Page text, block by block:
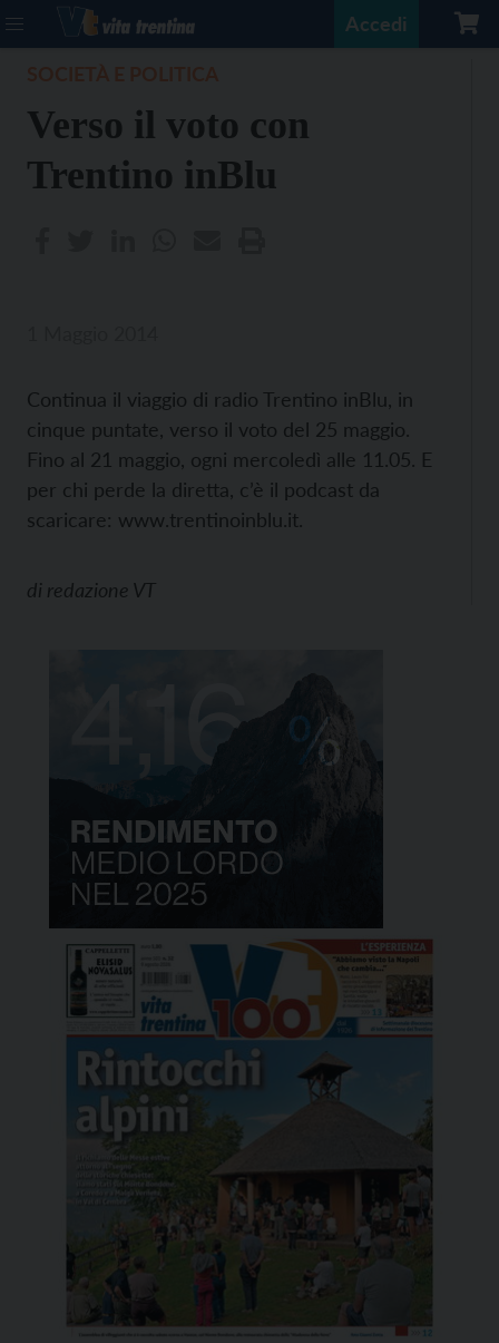
Accedi
Verso il voto con
Trentino inBlu
Continua il viaggio di radio Trentino inBlu, in
cinque puntate, verso il voto del 25 maggio.
Fino al 21 maggio, ogni mercoledì alle 11.05. E
per chi perde la diretta, c’è il podcast da
scaricare: www.trentinoinblu.it.
di redazione VT